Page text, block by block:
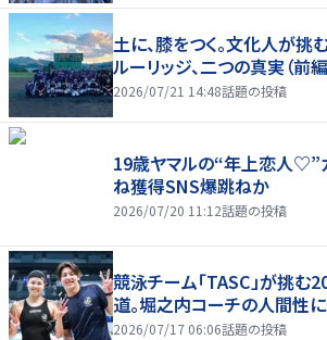
土に、膝をつく。文化人が挑
ルーリッジ、二つの真実（前編
2026/07/21 14:48話題の投稿
19歳ヤマルの“年上恋人♡”
ね獲得SNS爆跳ねか
2026/07/20 11:12話題の投稿
競泳チーム「TASC」が挑む
道。堀之内コーチの人間性
2026/07/17 06:06話題の投稿